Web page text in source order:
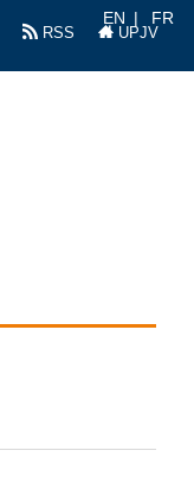
RSS UPJV
EN FR